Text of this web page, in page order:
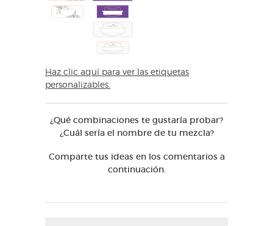
Haz clic aquí para ver las etiquetas
personalizables.
¿Qué combinaciones te gustaría probar?
¿Cuál sería el nombre de tu mezcla?
Comparte tus ideas en los comentarios a
continuación.